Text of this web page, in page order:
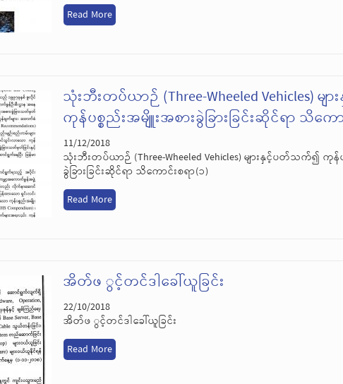
Read More
သုံးဘီးတပ်ယာဉ် (Three-Wheeled Vehicles)
ကုန်ပစ္စည်းအမျိူးအစားခွဲခြားခြင်းဆိုင်ရာ သိကေ
11/12/2018
သုံးဘီးတပ်ယာဉ် (Three-Wheeled Vehicles) များနှင့်ပတ်သက်၍ ကုန်
ခွဲခြားခြင်းဆိုင်ရာ သိကောင်းစရာ(၁)
Read More
အိတ်ဖ ွင့်တင်ဒါခေါ်ယူခြင်း
22/10/2018
အိတ်ဖ ွင့်တင်ဒါခေါ်ယူခြင်း
Read More